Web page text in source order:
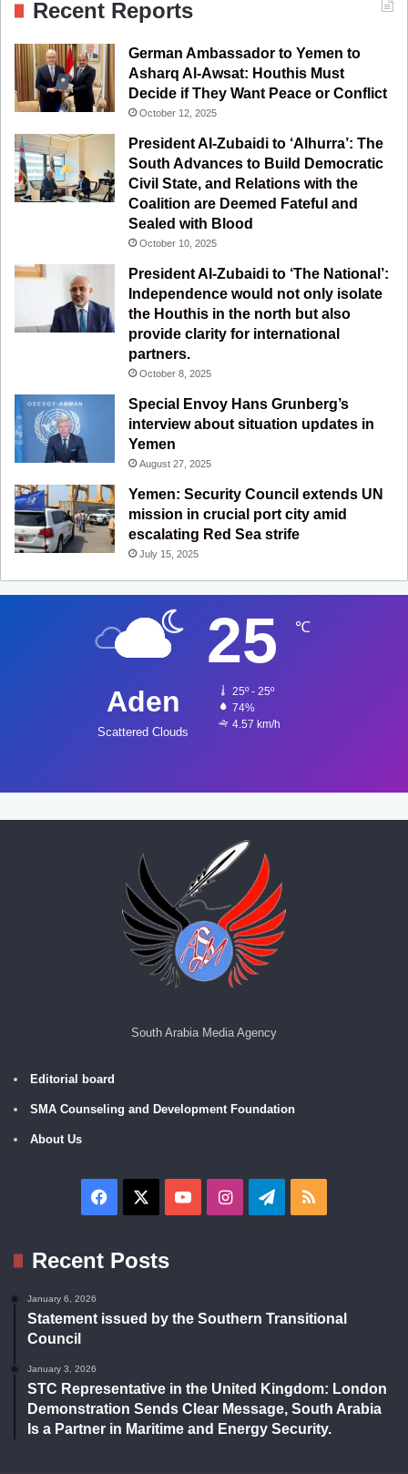
o
k
u
b
e
a
r
a
m
g
a
m
Recent Reports
German Ambassador to Yemen to
Asharq Al-Awsat: Houthis Must
Decide if They Want Peace or Conflict
October 12, 2025
President Al-Zubaidi to ‘Alhurra’: The
South Advances to Build Democratic
Civil State, and Relations with the
Coalition are Deemed Fateful and
Sealed with Blood
October 10, 2025
President Al-Zubaidi to ‘The National’:
Independence would not only isolate
the Houthis in the north but also
provide clarity for international
partners.
October 8, 2025
Special Envoy Hans Grunberg’s
interview about situation updates in
Yemen
August 27, 2025
Yemen: Security Council extends UN
mission in crucial port city amid
escalating Red Sea strife
July 15, 2025
Aden
Scattered Clouds
25 ℃
25º - 25º
74%
4.57 km/h
South Arabia Media Agency
Editorial board
SMA Counseling and Development Foundation
About Us
Facebook YouTubeInstagramTelegram
Recent Posts
January 6, 2026
Statement issued by the Southern Transitional
Council
January 3, 2026
STC Representative in the United Kingdom: London
Demonstration Sends Clear Message, South Arabia
Is a Partner in Maritime and Energy Security.